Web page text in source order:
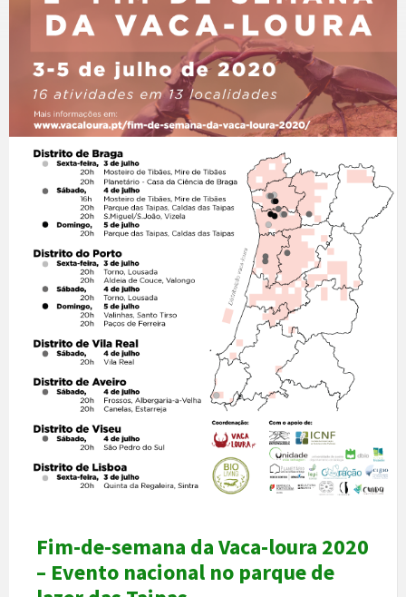
Fim-de-semana da Vaca-loura 2020
– Evento nacional no parque de